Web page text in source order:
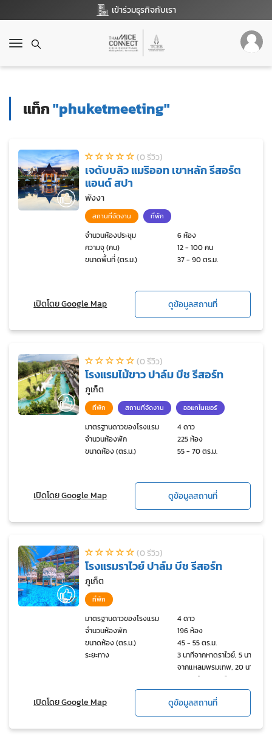
เข้าร่วมธุรกิจกับเรา
T
g
v
g
a
แท็ก"phuketmeeting"
(0 รีวิว)
เจดับบลิว แมริออท เขาหลัก รีสอร์ต
แอนด์ สปา
พังงา
สถานที่จัดงาน ที่พัก
จำนวนห้องประชุม
6 ห้อง
ความจุ (คน)
12 - 100 คน
ขนาดพื้นที่ (ตร.ม.)
37 - 90 ตร.ม.
เปิดโดย Google Map ดูข้อมูลสถานที่
(0 รีวิว)
โรงแรมไม้ขาว ปาล์ม บีช รีสอร์ท
ภูเก็ต
ที่พัก สถานที่จัดงาน ออแกไนเซอร์
มาตรฐานดาวของโรงแรม
4 ดาว
จำนวนห้องพัก
225 ห้อง
ขนาดห้อง (ตร.ม.)
55 - 70 ตร.ม.
เปิดโดย Google Map ดูข้อมูลสถานที่
(0 รีวิว)
โรงแรมราไวย์ ปาล์ม บีช รีสอร์ท
ภูเก็ต
ที่พัก
มาตรฐานดาวของโรงแรม
4 ดาว
จำนวนห้องพัก
196 ห้อง
ขนาดห้อง (ตร.ม.)
45 - 55 ตร.ม.
ระยะทาง
3 นาทีจากหาดราไวย์, 5 นาที
จากแหลมพรมเทพ, 20 นาที
จากจุดใจกลางเมือง, 15 นาที
จากหาดกะตะ, 30 นาทีจาก
หาดป่าตอง, 50 นาทีจาก
สนามบินนานาชาติภูเก็ต
เปิดโดย Google Map ดูข้อมูลสถานที่